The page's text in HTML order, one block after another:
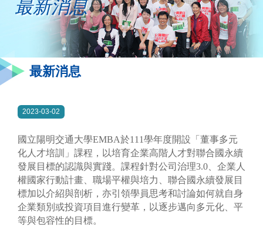
最新消息
最新消息
2023-03-02
國立陽明交通大學EMBA於111學年度開設「董事多元
化人才培訓」課程，以培育企業高階人才對聯合國永續
發展目標的認識與實踐。課程針對公司治理3.0、企業人
權國家行動計畫、職場平權與培力、聯合國永續發展目
標加以介紹與剖析，亦引領學員思考和討論如何就自身
企業類別或投資項目進行變革，以逐步邁向多元化、平
等與包容性的目標。